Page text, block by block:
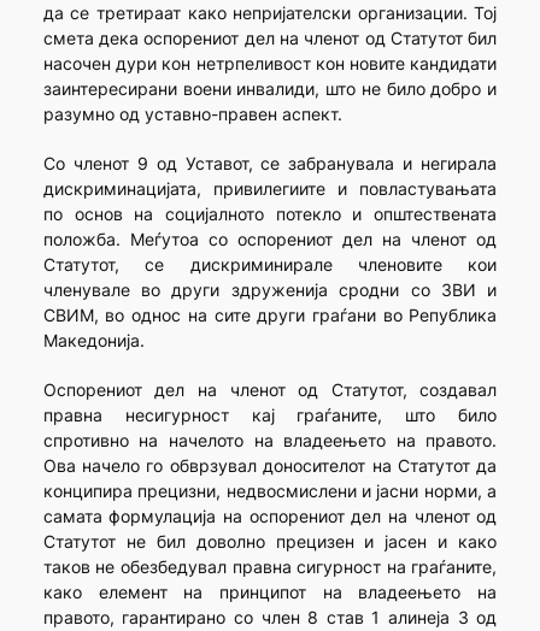
да се третираат како непријателски организации. Тој
смета дека оспорениот дел на членот од Статутот бил
насочен дури кон нетрпеливост кон новите кандидати
заинтересирани воени инвалиди, што не било добро и
разумно од уставно-правен аспект.
Со членот 9 од Уставот, се забранувала и негирала
дискриминацијата, привилегиите и повластувањата
по основ на социјалното потекло и општествената
положба. Меѓутоа со оспорениот дел на членот од
Статутот, се дискриминирале членовите кои
членувале во други здруженија сродни со ЗВИ и
СВИМ, во однос на сите други граѓани во Република
Македонија.
Оспорениот дел на членот од Статутот, создавал
правна несигурност кај граѓаните, што било
спротивно на начелото на владеењето на правото.
Ова начело го обврзувал доносителот на Статутот да
конципира прецизни, недвосмислени и јасни норми, а
самата формулација на оспорениот дел на членот од
Статутот не бил доволно прецизен и јасен и како
таков не обезбедувал правна сигурност на граѓаните,
како елемент на принципот на владеењето на
правото, гарантирано со член 8 став 1 алинеја 3 од